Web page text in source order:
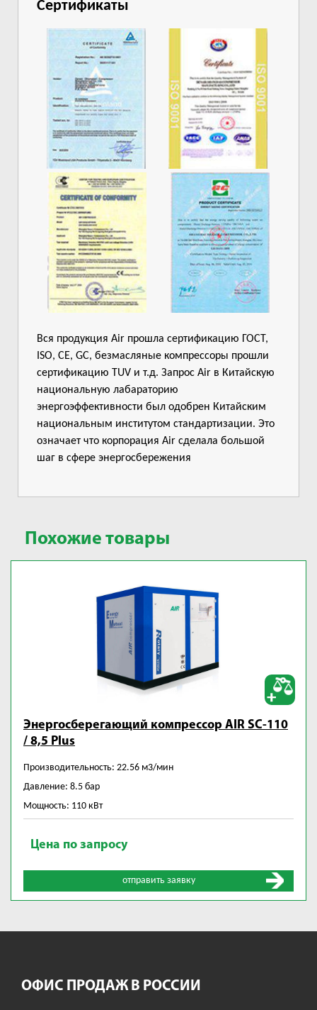
Сертификаты
Вся продукция Air прошла сертификацию ГОСТ,
ISO, CE, GC, безмасляные компрессоры прошли
сертификацию TUV и т.д. Запрос Air в Китайскую
национальную лабараторию
энергоэффективности был одобрен Китайским
национальным институтом стандартизации. Это
означает что корпорация Air сделала большой
шаг в сфере энергосбережения
Похожие товары
Энергосберегающий компрессор AIR SC-110
/ 8,5 Plus
Производительность: 22.56 м3/мин
Давление: 8.5 бар
Мощность: 110 кВт
Цена по запросу
отправить заявку
ОФИС ПРОДАЖ В РОССИИ